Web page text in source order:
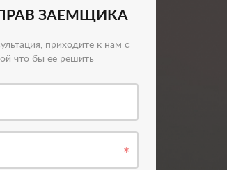
ЗАЕМЩИКА
приходите к нам с
что бы ее решить